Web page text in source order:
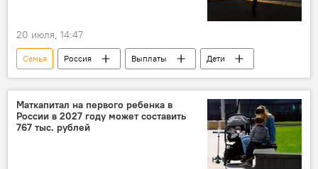
20 июля, 14:47
Семья Россия Выплаты Дети
Маткапитал на первого ребенка в
России в 2027 году может составить
767 тыс. рублей